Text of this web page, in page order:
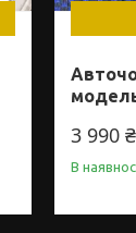
3 990 ₴
В